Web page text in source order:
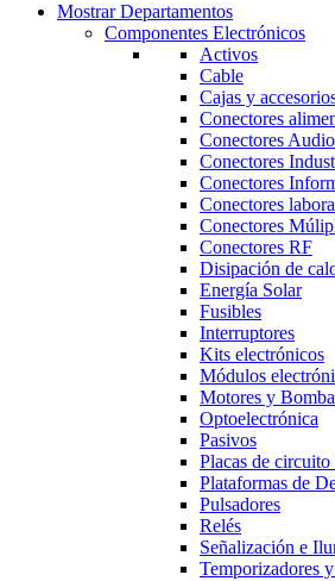
Mostrar Departamentos
Componentes Electrónicos
Activos
Cable
Cajas y
Conectores
Conectores
Conectores
Conectores
Conectores
Conectores
Conectores RF
Disipación de
Energía Solar
Fusibles
Interruptores
Kits electrónicos
Módulos
Motores y
Optoelectrónica
Pasivos
Placas de circuito
Plataformas de
Pulsadores
Relés
Señalización e
Temporizadores